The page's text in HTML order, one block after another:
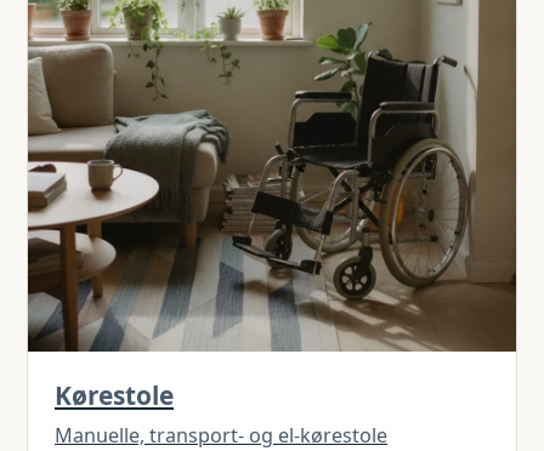
Kørestole
Manuelle, transport- og el-kørestole